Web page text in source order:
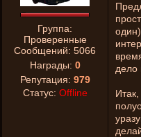
Группа:
Проверенные
Сообщений: 5066
Награды: 0
Репутация: 979
Статус: Offline
дело